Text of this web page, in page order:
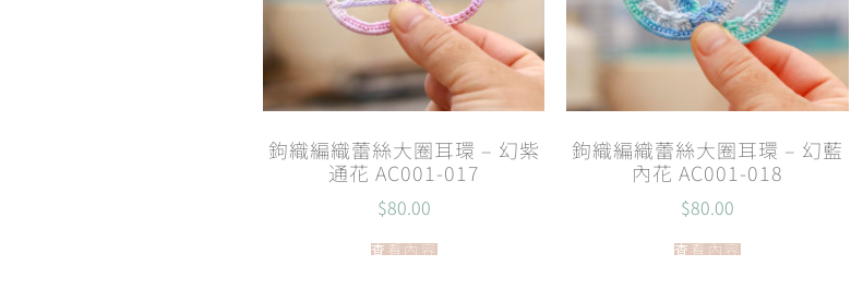
鉤織編織蕾絲大圈耳環 – 幻紫
通花 AC001-017
$80.00
查看內容
鉤織編織蕾絲大圈耳環 – 幻藍
內花 AC001-018
$80.00
查看內容